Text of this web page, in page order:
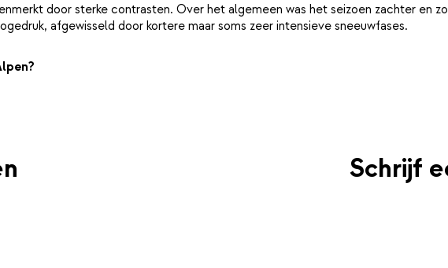
door sterke contrasten. Over het algemeen was het seizoen zachter en
afgewisseld door kortere maar soms zeer intensieve sneeuwfases.
Schrijf